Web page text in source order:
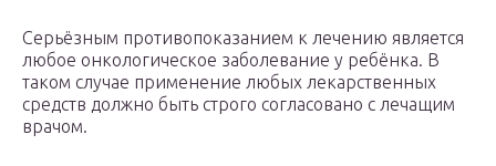
Серьёзным противопоказанием к лечению является
любое онкологическое заболевание у ребёнка. В
таком случае применение любых лекарственных
средств должно быть строго согласовано с лечащим
врачом.